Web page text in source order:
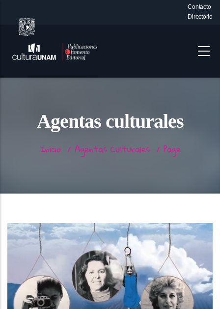
content
Top-
Contacto
Directorio
Agentas culturales
Breadcrumb
Inicio / Agentas Culturales / Page